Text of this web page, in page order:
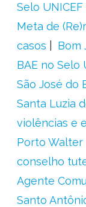
Selo UNICEF
Meta de
casos
Bom
BAE no Selo
São José do
Santa Luzia
violências e
Porto Walter
conselho
Agente
Santo